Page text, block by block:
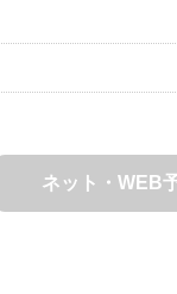
ネット・WEB